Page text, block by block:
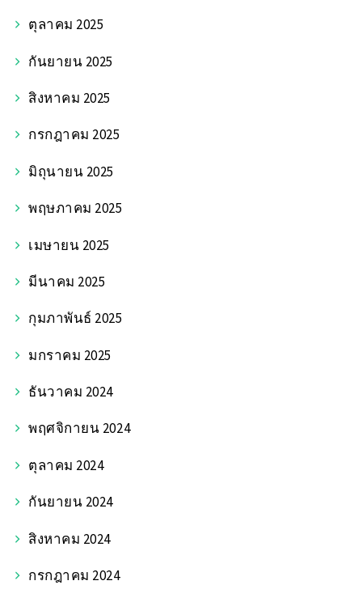
ตุลาคม 2025
กันยายน 2025
สิงหาคม 2025
กรกฎาคม 2025
มิถุนายน 2025
พฤษภาคม 2025
เมษายน 2025
มีนาคม 2025
กุมภาพันธ์ 2025
มกราคม 2025
ธันวาคม 2024
พฤศจิกายน 2024
ตุลาคม 2024
กันยายน 2024
สิงหาคม 2024
กรกฎาคม 2024